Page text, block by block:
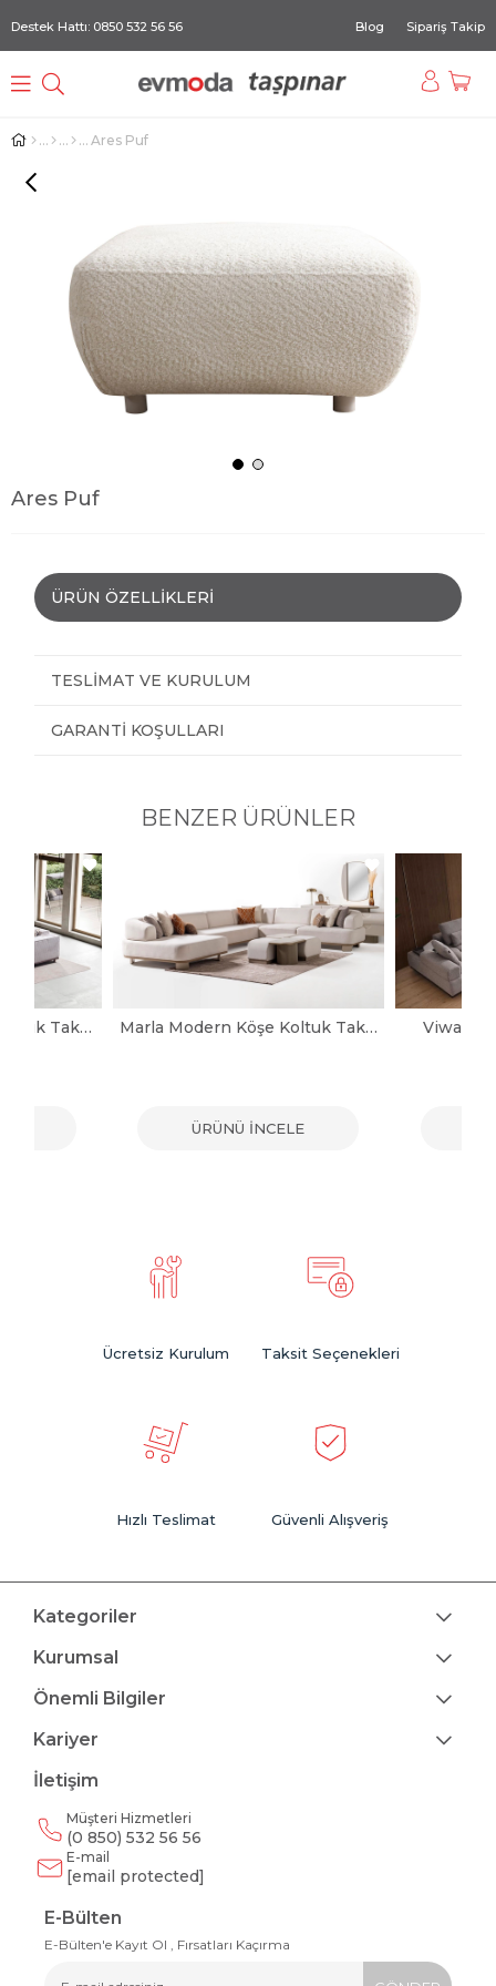
Destek Hattı: 0850 532 56 56 Blog Sipariş Takip
Ares Puf
Ares Puf
ÜRÜN ÖZELLIKLERI
TESLIMAT VE KURULUM
GARANTI KOŞULLARI
BENZER ÜRÜNLER
Noya Modern Köşe Koltuk Takımı Marla Modern Köşe Koltuk Takımı
ÜRÜNÜ İNCELE
Viwax
Ücretsiz Kurulum Taksit Seçenekleri
Hızlı Teslimat Güvenli Alışveriş
Kategoriler
Kurumsal
Önemli Bilgiler
Kariyer
İletişim
Müşteri Hizmetleri
(0 850) 532 56 56
E-mail
[email protected]
E-Bülten
E-Bülten'e Kayıt Ol , Fırsatları Kaçırma